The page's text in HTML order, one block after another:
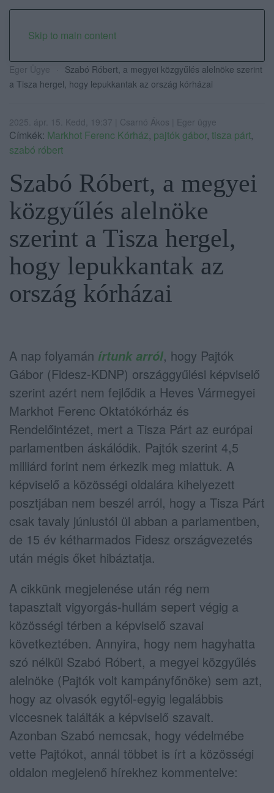
Skip to main content
Eger Ügye
Szabó Róbert, a megyei közgyűlés alelnöke szerint
a Tisza hergel, hogy lepukkantak az ország kórházai
2025. ápr. 15. Kedd, 19:37 | Csarnó Ákos | Eger ügye
Címkék: Markhot Ferenc Kórház, pajtók gábor, tisza párt,
szabó róbert
Szabó Róbert, a megyei
közgyűlés alelnöke
szerint a Tisza hergel,
hogy lepukkantak az
ország kórházai
A nap folyamán írtunk arról, hogy Pajtók
Gábor (Fidesz-KDNP) országgyűlési képviselő
szerint azért nem fejlődik a Heves Vármegyei
Markhot Ferenc Oktatókórház és
Rendelőintézet, mert a Tisza Párt az európai
parlamentben áskálódik. Pajtók szerint 4,5
milliárd forint nem érkezik meg miattuk. A
képviselő a közösségi oldalára kihelyezett
posztjában nem beszél arról, hogy a Tisza Párt
csak tavaly júniustól ül abban a parlamentben,
de 15 év kétharmados Fidesz országvezetés
után mégis őket hibáztatja.
A cikkünk megjelenése után rég nem
tapasztalt vigyorgás-hullám sepert végig a
közösségi térben a képviselő szavai
következtében. Annyira, hogy nem hagyhatta
szó nélkül Szabó Róbert, a megyei közgyűlés
alelnöke (Pajtók volt kampányfőnöke) sem azt,
hogy az olvasók egytől-egyig legalábbis
viccesnek találták a képviselő szavait.
Azonban Szabó nemcsak, hogy védelmébe
vette Pajtókot, annál többet is írt a közösségi
oldalon megjelenő hírekhez kommentelve: